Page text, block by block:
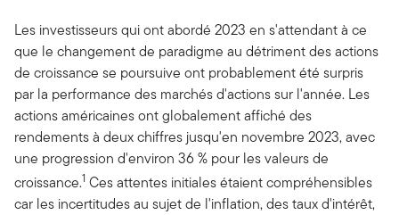
Les investisseurs qui ont abordé 2023 en s'attendant à ce
que le changement de paradigme au détriment des actions
de croissance se poursuive ont probablement été surpris
par la performance des marchés d'actions sur l'année. Les
actions américaines ont globalement affiché des
rendements à deux chiffres jusqu'en novembre 2023, avec
une progression d'environ 36 % pour les valeurs de
croissance.1 Ces attentes initiales étaient compréhensibles
car les incertitudes au sujet de l'inflation, des taux d'intérêt,